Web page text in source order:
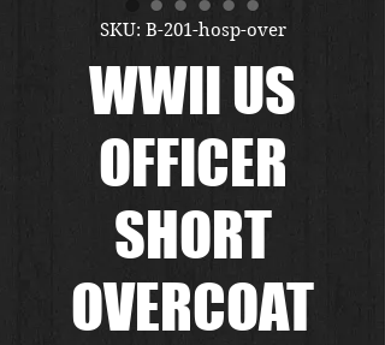
SKU: B-201-hosp-over
WWII US
OFFICER
SHORT
OVERCOAT